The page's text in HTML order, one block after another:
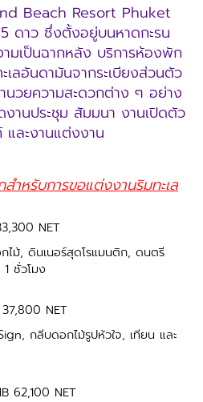
Resort Phuket
5 ดาว ซึ่งตั้งอยู่บนหาดกะรน
ามเป็นฉากหลัง บริการห้องพัก
ลอันดามันจากระเบียงส่วนตัว
วยความสะดวกต่าง ๆ อย่าง
งานประชุม สัมมนา งานเปิดตัว
และงานแต่งงาน
ำหรับการขอแต่งงานริมทะเล
NET
ไม้, ดินเนอร์สุดโรแมนติก, ดนตรี
ชั่วโมง
NET
กลีบดอกไม้รูปหัวใจ, เทียน และ
62,100 NET